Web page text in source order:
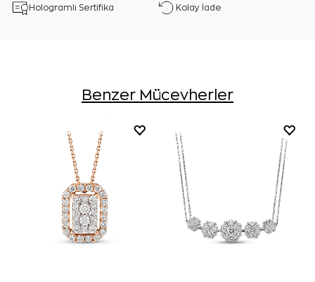
Hologramlı Sertifika Kolay İade
Benzer Mücevherler